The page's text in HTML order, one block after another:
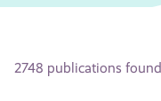
2748 publications found